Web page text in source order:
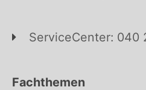
ServiceCenter: 040
Fachthemen